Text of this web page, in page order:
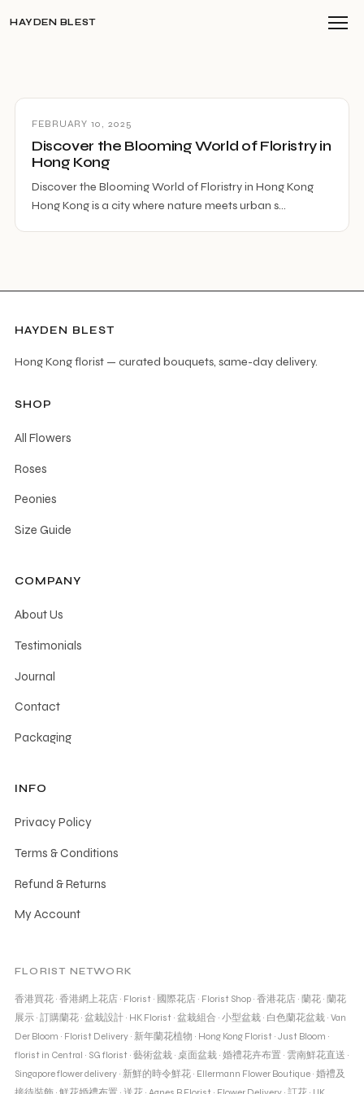
HAYDEN BLEST
FEBRUARY 10, 2025
Discover the Blooming World of Floristry in
Hong Kong
Discover the Blooming World of Floristry in Hong Kong
Hong Kong is a city where nature meets urban s…
HAYDEN BLEST
Hong Kong florist — curated bouquets, same-day delivery.
SHOP
All Flowers
Roses
Peonies
Size Guide
COMPANY
About Us
Testimonials
Journal
Contact
Packaging
INFO
Privacy Policy
Terms & Conditions
Refund & Returns
My Account
FLORIST NETWORK
香港買花· 香港網上花店· Florist · 國際花店· Florist Shop· 香港花店· 蘭花· 蘭花
展示· 訂購蘭花· 盆栽設計· HK Florist · 盆栽組合 · 小型盆栽· 白色蘭花盆栽· Van
Der Bloom · Florist Delivery· 新年蘭花植物 · Hong Kong Florist · Just Bloom ·
florist in Central · SG florist · 藝術盆栽· 桌面盆栽· 婚禮花卉布置 · 雲南鮮花直送 ·
Singapore flower delivery· 新鮮的時令鮮花· Ellermann Flower Boutique· 婚禮及